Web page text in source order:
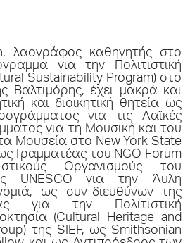
λαογράφος καθηγητής στο
για την Πολιτιστική
Sustainability Program) στο
Βαλτιμόρης, έχει μακρά και
και διοικητική θητεία ως
για τις Λαϊκές
για τη Μουσική και του
Μουσεία στο New York State
Γραμματέας του NGO Forum
Οργανισμούς του
UNESCO για την Άυλη
ως συν-διευθύνων της
για την Πολιτιστική
(Cultural Heritage and
της SIEF, ως Smithsonian